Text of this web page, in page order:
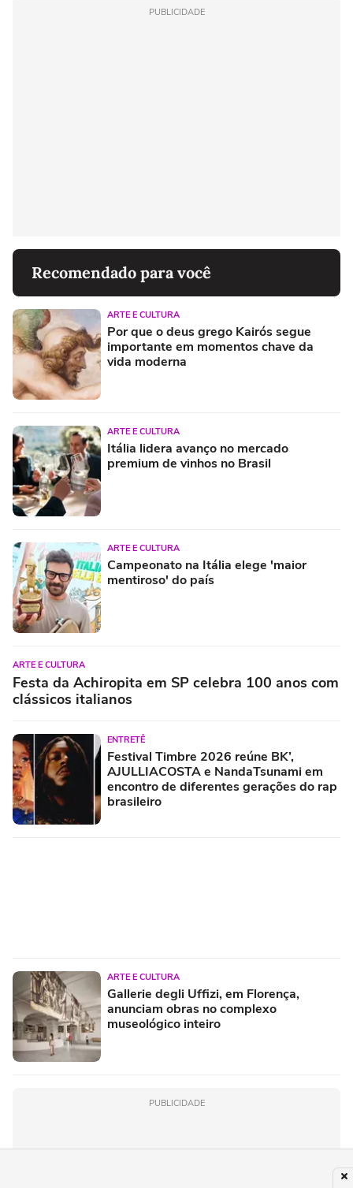
PUBLICIDADE
Recomendado para você
ARTE E CULTURA
Por que o deus grego Kairós segue
importante em momentos chave da
vida moderna
ARTE E CULTURA
Itália lidera avanço no mercado
premium de vinhos no Brasil
ARTE E CULTURA
Campeonato na Itália elege 'maior
mentiroso' do país
ARTE E CULTURA
Festa da Achiropita em SP celebra 100 anos com
clássicos italianos
ENTRETÊ
Festival Timbre 2026 reúne BK’,
AJULLIACOSTA e NandaTsunami em
encontro de diferentes gerações do rap
brasileiro
ARTE E CULTURA
Gallerie degli Uffizi, em Florença,
anunciam obras no complexo
museológico inteiro
PUBLICIDADE